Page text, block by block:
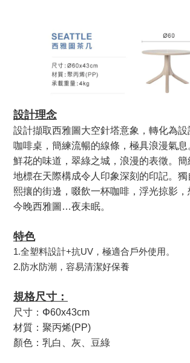
設計理念
設計擷取西雅圖大空針塔意象，轉化為
咖啡桌，簡練流暢的線條，極具浪漫氣
鮮花的味道，翠綠之城，浪漫的表徵。
地標在天際構成令人印象深刻的印記。
熙攘的街邊，啜飲一杯咖啡，浮光掠影，
今晚西雅圖 …夜未眠。
特色
1.全塑料設計+抗UV，極適合戶外使用。
2.防水防潮，容易清潔好保養
規格尺寸：
尺寸： Φ60x43cm
材質：聚丙烯(PP)
顏色：乳白、灰、豆綠